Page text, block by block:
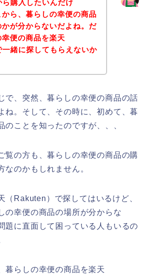
ら購入したいんだけ
ら、暮らしの幸便の商品
が分からないだよね。だ
便の商品を楽天
一緒に探してもらえないか
で、突然、暮らしの幸便の商品の話
ね。そして、その時に、初めて、暮
のことを知ったのですが、、、
覧の方も、暮らしの幸便の商品の購
なのかもしれません。
（Rakuten）で探してはいるけど、
の幸便の商品の場所が分からな
題に直面して困っている人もいるの
暮らしの幸便の商品を楽天